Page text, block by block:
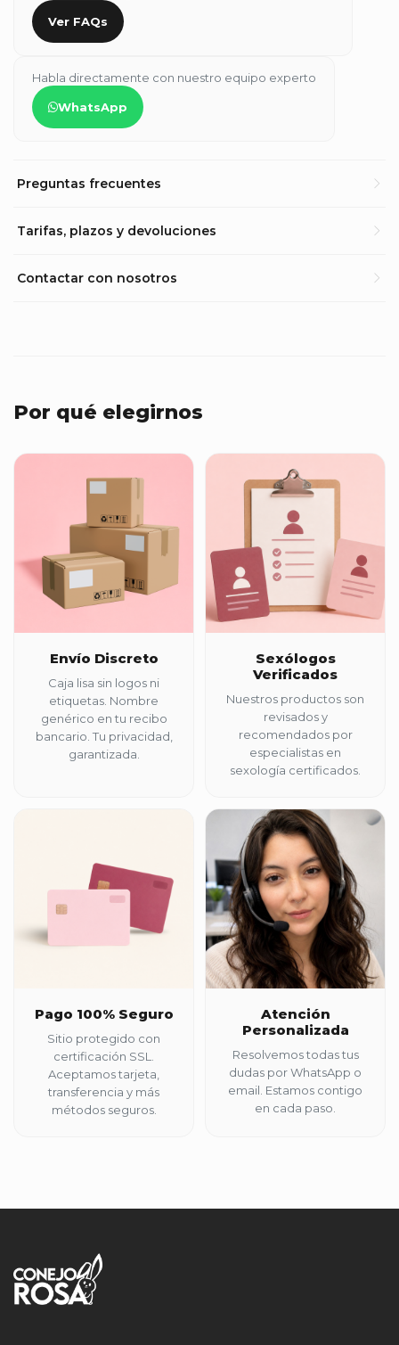
Ver FAQs
Habla directamente con nuestro equipo experto
WhatsApp
Preguntas frecuentes
Tarifas, plazos y devoluciones
Contactar con nosotros
Por qué elegirnos
Envío Discreto
Caja lisa sin logos ni
etiquetas. Nombre
genérico en tu recibo
bancario. Tu privacidad,
garantizada.
Sexólogos
Verificados
Nuestros productos son
revisados y
recomendados por
especialistas en
sexología certificados.
Pago 100% Seguro
Sitio protegido con
certificación SSL.
Aceptamos tarjeta,
transferencia y más
métodos seguros.
Atención
Personalizada
Resolvemos todas tus
dudas por WhatsApp o
email. Estamos contigo
en cada paso.